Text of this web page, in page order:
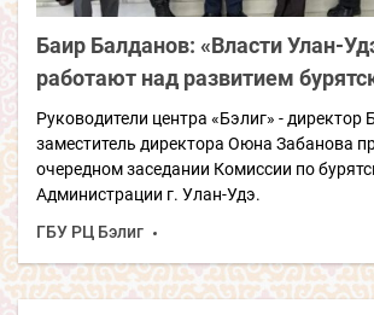
Баир Балданов: «Власти Улан-
работают над развитием
Руководители центра «Бэлиг» - директор
заместитель директора Оюна Забанова
очередном заседании Комиссии по
Администрации г. Улан-Удэ.
ГБУ РЦ Бэлиг